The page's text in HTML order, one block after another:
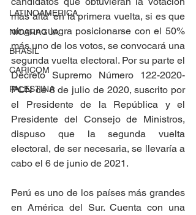
LATINOAMERICA
NICARAGUA
BRASIL
CARICOM
PALESTINA
más alta” en la primera vuelta, si es que
ninguno logra posicionarse con el 50%
más uno de los votos, se convocará una
segunda vuelta electoral. Por su parte el
Decreto Supremo Número 122-2020-
PCN de 8 de julio de 2020, suscrito por
el Presidente de la República y el
Presidente del Consejo de Ministros,
dispuso que la segunda vuelta
electoral, de ser necesaria, se llevaría a
cabo el 6 de junio de 2021.
Perú es uno de los países más grandes
en América del Sur. Cuenta con una